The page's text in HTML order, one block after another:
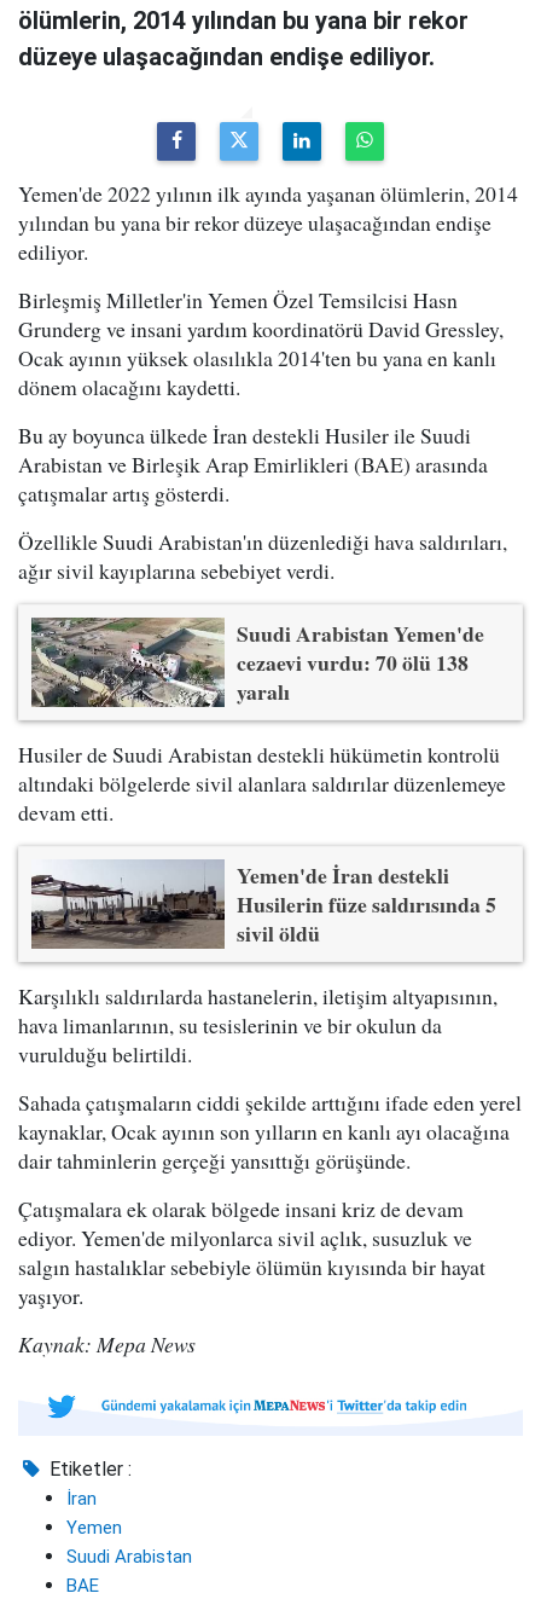
ölümlerin, 2014 yılından bu yana bir rekor
düzeye ulaşacağından endişe ediliyor.
Yemen'de 2022 yılının ilk ayında yaşanan ölümlerin, 2014
yılından bu yana bir rekor düzeye ulaşacağından endişe
ediliyor.
Birleşmiş Milletler'in Yemen Özel Temsilcisi Hasn
Grunderg ve insani yardım koordinatörü David Gressley,
Ocak ayının yüksek olasılıkla 2014'ten bu yana en kanlı
dönem olacağını kaydetti.
Bu ay boyunca ülkede İran destekli Husiler ile Suudi
Arabistan ve Birleşik Arap Emirlikleri (BAE) arasında
çatışmalar artış gösterdi.
Özellikle Suudi Arabistan'ın düzenlediği hava saldırıları,
ağır sivil kayıplarına sebebiyet verdi.
Suudi Arabistan Yemen'de
cezaevi vurdu: 70 ölü 138
yaralı
Husiler de Suudi Arabistan destekli hükümetin kontrolü
altındaki bölgelerde sivil alanlara saldırılar düzenlemeye
devam etti.
Yemen'de İran destekli
Husilerin füze saldırısında 5
sivil öldü
Karşılıklı saldırılarda hastanelerin, iletişim altyapısının,
hava limanlarının, su tesislerinin ve bir okulun da
vurulduğu belirtildi.
Sahada çatışmaların ciddi şekilde arttığını ifade eden yerel
kaynaklar, Ocak ayının son yılların en kanlı ayı olacağına
dair tahminlerin gerçeği yansıttığı görüşünde.
Çatışmalara ek olarak bölgede insani kriz de devam
ediyor. Yemen'de milyonlarca sivil açlık, susuzluk ve
salgın hastalıklar sebebiyle ölümün kıyısında bir hayat
yaşıyor.
Kaynak: Mepa News
Etiketler :
İran
Yemen
Suudi Arabistan
BAE